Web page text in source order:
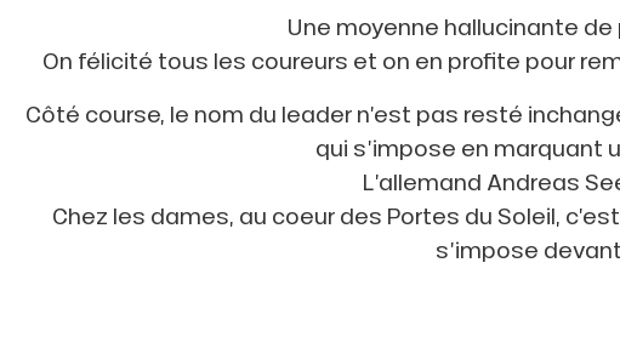
Une moyenne hallucinante
On félicité tous les coureurs et on en profite pour
Côté course, le nom du leader n’est pas resté
qui s’impose en marquant
L’allemand Andreas
Chez les dames, au coeur des Portes du Soleil,
s’impose